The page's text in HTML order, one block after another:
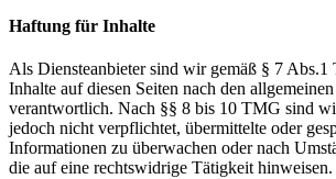
Haftung für Inhalte
Als Diensteanbieter sind wir gemäß § 7
Inhalte auf diesen Seiten nach den allgemeinen
verantwortlich. Nach §§ 8 bis 10 TMG sind
jedoch nicht verpflichtet, übermittelte oder
Informationen zu überwachen oder nach
die auf eine rechtswidrige Tätigkeit hinweisen.